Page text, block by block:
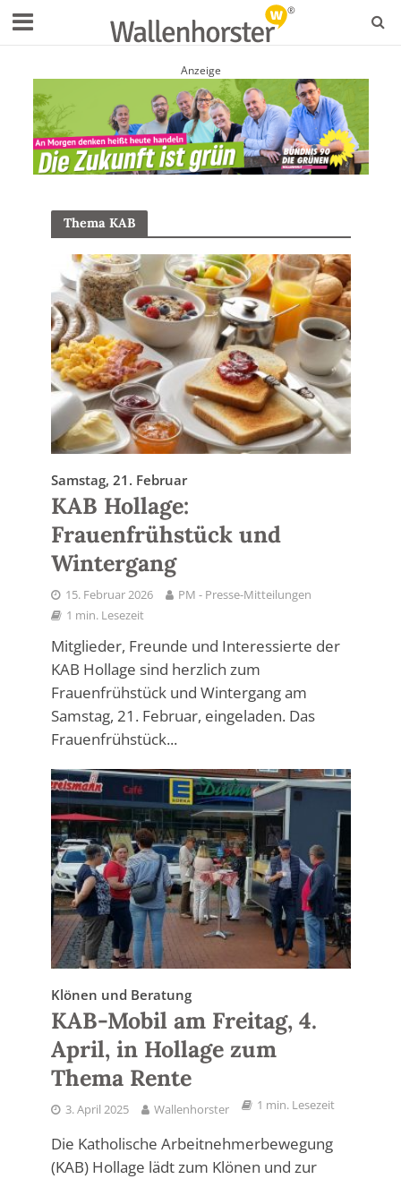
Anzeige
Thema KAB
Samstag, 21. Februar
KAB Hollage:
Frauenfrühstück und
Wintergang
15. Februar 2026
PM - Presse-Mitteilungen
1 min. Lesezeit
Mitglieder, Freunde und Interessierte der
KAB Hollage sind herzlich zum
Frauenfrühstück und Wintergang am
Samstag, 21. Februar, eingeladen. Das
Frauenfrühstück...
Klönen und Beratung
KAB-Mobil am Freitag, 4.
April, in Hollage zum
Thema Rente
3. April 2025 Wallenhorster 1 min. Lesezeit
Die Katholische Arbeitnehmerbewegung
(KAB) Hollage lädt zum Klönen und zur